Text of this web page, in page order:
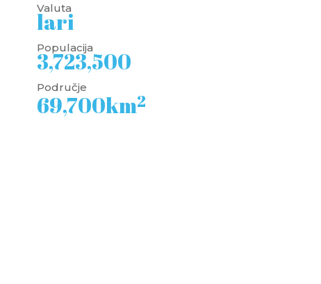
Valuta
lari
Populacija
3,723,500
Područje
69,700km2